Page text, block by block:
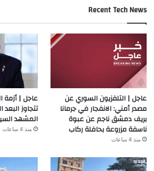
Recent Tech News
عاجل | التلفزيون السوري عن
مصدر أمني: الانفجار في جرمانا
بريف دمشق ناجم عن عبوة
ناسفة مزروعة بحافلة ركاب
منذ 4 ساعات
عاجل | أزمة
تتجاوز
المشهد
منذ 4 ساعات